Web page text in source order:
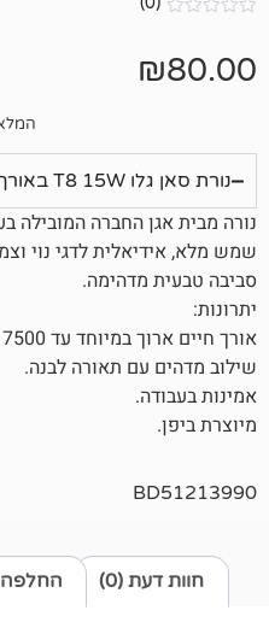
המובילה בעולם. נורת סאן
לדגי נוי וצמחיה. האור של
7500 שעות עבודה.
תאורה לבנה.
החלפה או החזרה